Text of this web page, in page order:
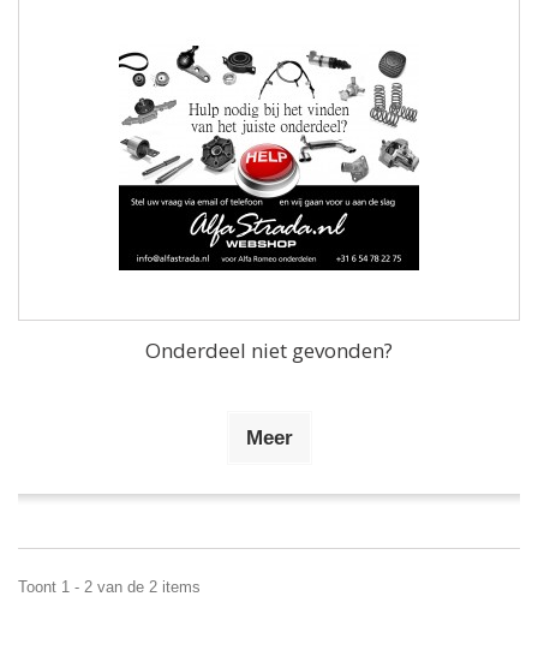
Onderdeel niet gevonden?
Meer
Toont 1 - 2 van de 2 items